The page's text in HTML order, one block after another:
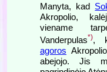
Manyta, kad
Akropolio,
viename
Vanderpulas*),
agoros
abejojo. Jis